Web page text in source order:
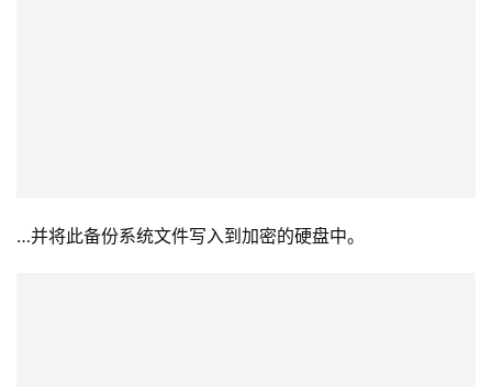
…并将此备份系统文件写入到加密的硬盘中。